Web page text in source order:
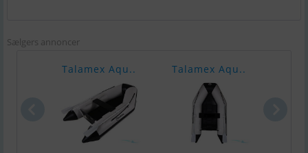
Sælgers annoncer
Talamex Aqu.. Talamex Aqu..